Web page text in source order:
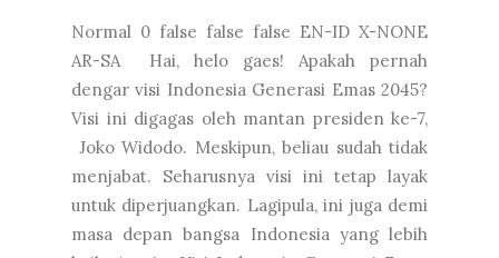
Normal 0 false false false EN-ID X-NONE
AR-SA Hai, helo gaes! Apakah pernah
dengar visi Indonesia Generasi Emas 2045?
Visi ini digagas oleh mantan presiden ke-7,
Joko Widodo. Meskipun, beliau sudah tidak
menjabat. Seharusnya visi ini tetap layak
untuk diperjuangkan. Lagipula, ini juga demi
masa depan bangsa Indonesia yang lebih